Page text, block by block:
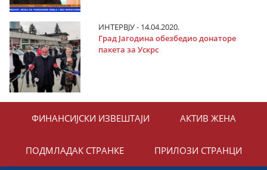
ИНТЕРВЈУ - 14.04.2020.
Град Јагодина обезбедио донаторе
пакета за Ускрс
ФИНАНСИЈСКИ ИЗВЕШТАЈИ АКТИВ ЖЕНА
ПОДМЛАДАК СТРАНКЕ ПРИЛОЗИ СТРАНЦИ